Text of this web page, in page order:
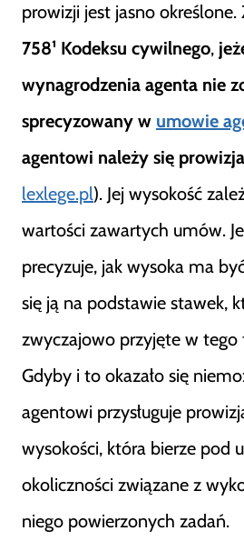
prowizji jest jasno określone.
758¹ Kodeksu cywilnego,
wynagrodzenia agenta nie
sprecyzowany w umowie
agentowi należy się prowizja
lexlege.pl). Jej wysokość
wartości zawartych umów.
precyzuje, jak wysoka ma
się ją na podstawie stawek,
zwyczajowo przyjęte w tego
Gdyby i to okazało się
agentowi przysługuje
wysokości, która bierze pod
okoliczności związane z
niego powierzonych zadań.